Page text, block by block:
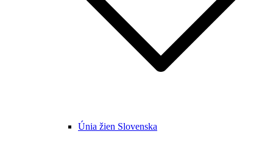
Únia žien Slovenska